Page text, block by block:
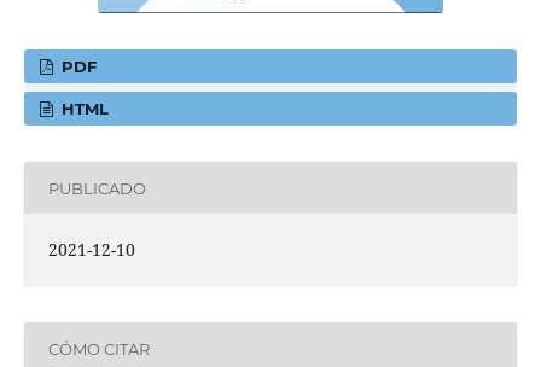
PDF
HTML
PUBLICADO
2021-12-10
CÓMO CITAR